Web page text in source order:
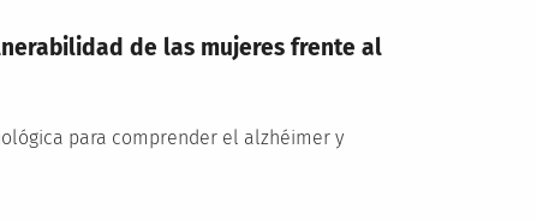
de las mujeres frente al
para comprender el alzhéimer y